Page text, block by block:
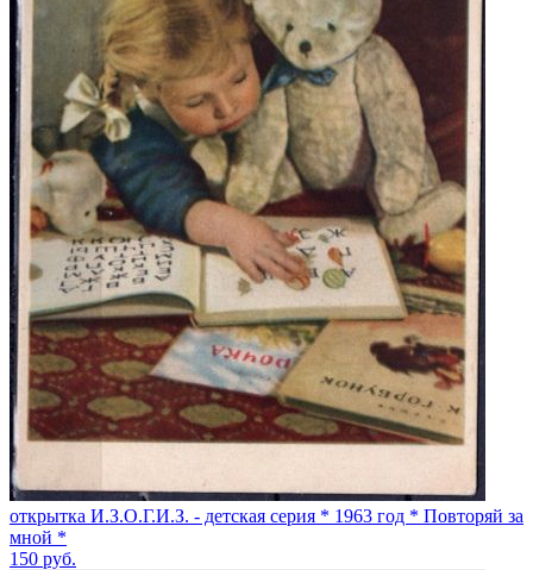
открытка И.З.О.Г.И.З. - детская серия * 1963 год * Повторяй за
мной *
150 руб.